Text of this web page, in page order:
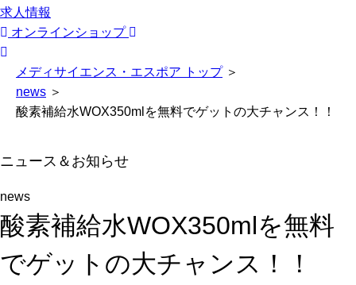
求人情報
オンラインショップ
メディサイエンス・エスポア トップ＞
news ＞
酸素補給水WOX350mlを無料でゲットの大チャンス！！
ニュース＆お知らせ
news
酸素補給水WOX350mlを無料
でゲットの大チャンス！！